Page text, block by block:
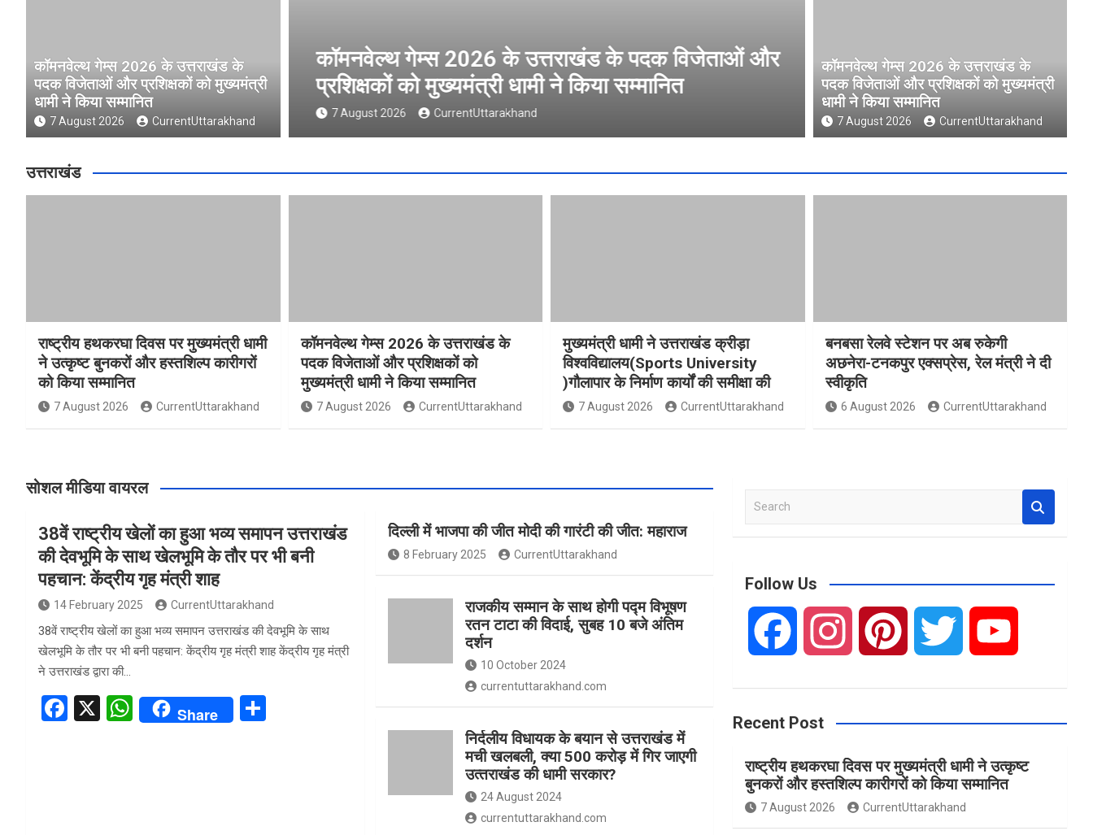
कॉमनवेल्थ गेम्स 2026 के उत्तराखंड के
पदक विजेताओं और प्रशिक्षकों को मुख्यमंत्री
धामी ने किया सम्मानित
7 August 2026 CurrentUttarakhand
धामी ने उत्कृष्ट बुनकरों
सम्मानित
कॉमनवेल्थ गेम्स 2026 के उत्तराखंड के पदक विजेताओं और
प्रशिक्षकों को मुख्यमंत्री धामी ने किया सम्मानित
7 August 2026 CurrentUttarakhand
मुख्यमंत्री धामी ने उत्तराखंड
University )गौलापार के निर्माण
कॉमनवेल्थ गेम्स 2026 के उत्तराखंड के
पदक विजेताओं और प्रशिक्षकों को मुख्यमंत्री
धामी ने किया सम्मानित
7 August 2026 CurrentUttarakhand
उत्तराखंड
राष्ट्रीय हथकरघा दिवस पर मुख्यमंत्री धामी
ने उत्कृष्ट बुनकरों और हस्तशिल्प कारीगरों
को किया सम्मानित
7 August 2026 CurrentUttarakhand
कॉमनवेल्थ गेम्स 2026 के उत्तराखंड के
पदक विजेताओं और प्रशिक्षकों को
मुख्यमंत्री धामी ने किया सम्मानित
7 August 2026 CurrentUttarakhand
मुख्यमंत्री धामी ने उत्तराखंड क्रीड़ा
विश्वविद्यालय(Sports University
)गौलापार के निर्माण कार्यों की समीक्षा की
7 August 2026 CurrentUttarakhand
बनबसा रेलवे स्टेशन पर अब रुकेगी
अछनेरा-टनकपुर एक्सप्रेस, रेल मंत्री ने दी
स्वीकृति
6 August 2026 CurrentUttarakhand
सोशल मीडिया वायरल
38वें राष्ट्रीय खेलों का हुआ भव्य समापन उत्तराखंड
की देवभूमि के साथ खेलभूमि के तौर पर भी बनी
पहचान: केंद्रीय गृह मंत्री शाह
14 February 2025 CurrentUttarakhand
38वें राष्ट्रीय खेलों का हुआ भव्य समापन उत्तराखंड की देवभूमि के साथ
खेलभूमि के तौर पर भी बनी पहचान: केंद्रीय गृह मंत्री शाह केंद्रीय गृह मंत्री
ने उत्तराखंड द्वारा की…
F
X
W
Share
दिल्ली में भाजपा की जीत मोदी की गारंटी की जीत: महाराज
8 February 2025 CurrentUttarakhand
राजकीय सम्मान के साथ होगी पद्म विभूषण
रतन टाटा की विदाई, सुबह 10 बजे अंतिम
दर्शन
10 October 2024
currentuttarakhand.com
निर्दलीय विधायक के बयान से उत्तराखंड में
मची खलबली, क्‍या 500 करोड़ में गिर जाएगी
उत्‍तराखंड की धामी सरकार?
24 August 2024
currentuttarakhand.com
a
c
Follow Us
c
e
b
s
t
a
n
t
e
i
t
t
u
u
Recent Post
राष्ट्रीय हथकरघा दिवस पर मुख्यमंत्री धामी ने उत्कृष्ट
बुनकरों और हस्तशिल्प कारीगरों को किया सम्मानित
7 August 2026 CurrentUttarakhand